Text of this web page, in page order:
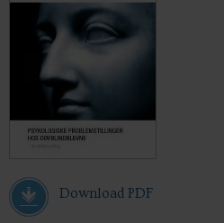
Download PDF